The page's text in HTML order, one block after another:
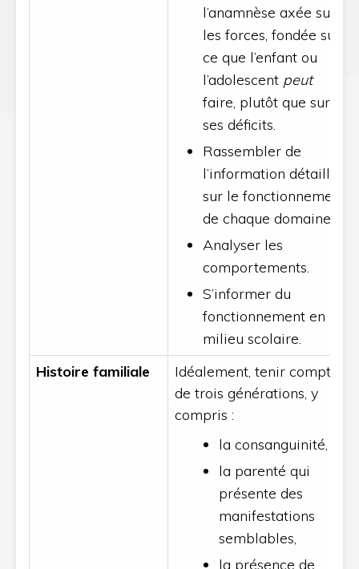
l’anamnèse axée sur
les forces, fondée sur
ce que l’enfant ou
l’adolescent peut
faire, plutôt que sur
ses déficits.
Rassembler de
l’information détaillée
sur le fonctionnement
de chaque domaine.
Analyser les
comportements.
S’informer du
fonctionnement en
milieu scolaire.
Histoire familiale
Idéalement, tenir compte
de trois générations, y
compris :
la consanguinité,
la parenté qui
présente des
manifestations
semblables,
la présence de